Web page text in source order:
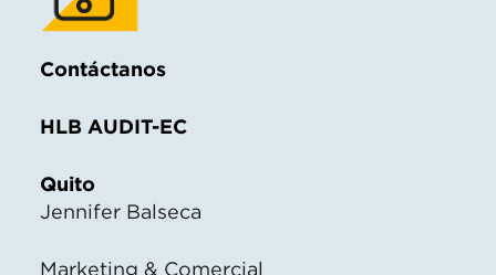
Contáctanos
HLB AUDIT-EC
Quito
Jennifer Balseca
Marketing & Comercial